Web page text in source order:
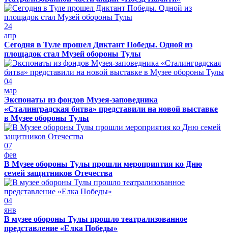
24
апр
Сегодня в Туле прошел Диктант Победы. Одной из
площадок стал Музей обороны Тулы
04
мар
Экспонаты из фондов Музея-заповедника
«Сталинградская битва» представили на новой выставке
в Музее обороны Тулы
07
фев
В Музее обороны Тулы прошли мероприятия ко Дню
семей защитников Отечества
04
янв
В музее обороны Тулы прошло театрализованное
представление «Елка Победы»